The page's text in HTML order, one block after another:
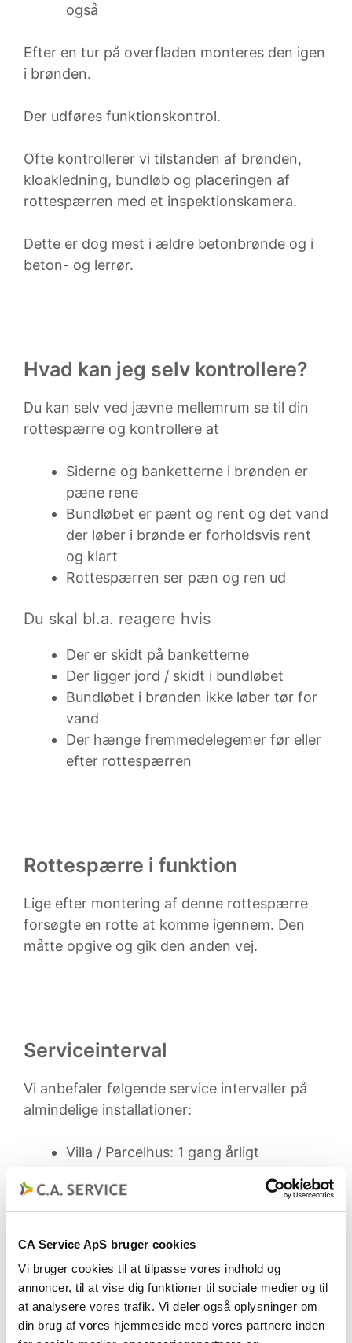
CA Service ApS bruger cookies
Vi bruger cookies til at tilpasse vores indhold og
annoncer, til at vise dig funktioner til sociale medier og til
at analysere vores trafik. Vi deler også oplysninger om
din brug af vores hjemmeside med vores partnere inden
også
Efter en tur på overfladen monteres den igen
i brønden.
Der udføres funktionskontrol.
Ofte kontrollerer vi tilstanden af brønden,
kloakledning, bundløb og placeringen af
rottespærren med et inspektionskamera.
Dette er dog mest i ældre betonbrønde og i
beton- og lerrør.
Hvad kan jeg selv kontrollere?
Du kan selv ved jævne mellemrum se til din
rottespærre og kontrollere at
Siderne og banketterne i brønden er
pæne rene
Bundløbet er pænt og rent og det vand
der løber i brønde er forholdsvis rent
og klart
Rottespærren ser pæn og ren ud
Du skal bl.a. reagere hvis
Der er skidt på banketterne
Der ligger jord / skidt i bundløbet
Bundløbet i brønden ikke løber tør for
vand
Der hænge fremmedelegemer før eller
efter rottespærren
Rottespærre i funktion
Lige efter montering af denne rottespærre
forsøgte en rotte at komme igennem. Den
måtte opgive og gik den anden vej.
Serviceinterval
Vi anbefaler følgende service intervaller på
almindelige installationer:
Villa / Parcelhus: 1 gang årligt
Hver 3. – 6. måned.
Lejligheder / Etagebyggeri: Hver 3. – 6.
måned.
Der kan være installationer, hvor man skal
være særlig opmærksom, som f.eks. hvor
toilettet skyller med få liter vand og